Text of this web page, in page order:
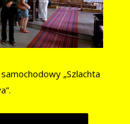
„Szlachta